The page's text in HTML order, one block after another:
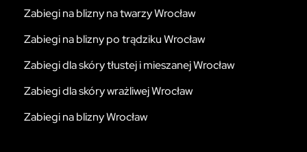
Zabiegi na blizny na twarzy Wrocław
Zabiegi na blizny po trądziku Wrocław
Zabiegi dla skóry tłustej i mieszanej Wrocław
Zabiegi dla skóry wrażliwej Wrocław
Zabiegi na blizny Wrocław